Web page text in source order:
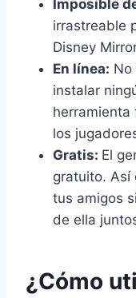
Imposible
irrastreable
Disney
En línea: No
instalar
herramienta
los
Gratis: El
gratuito. Así
tus amigos
de ella
¿Cómo